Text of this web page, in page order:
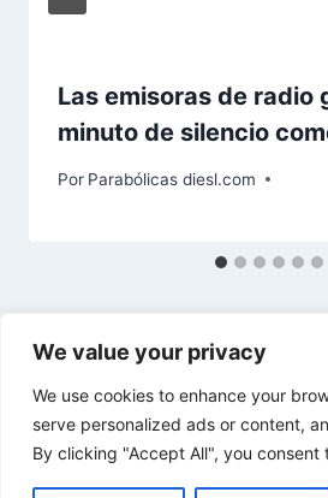
We value your privacy
We use cookies to enhance your
serve personalized ads or content,
By clicking "Accept All", you consent
Las emisoras de radio
minuto de silencio
Por Parabólicas diesl.com
© 2026 diesl.com - Tema
Kadence